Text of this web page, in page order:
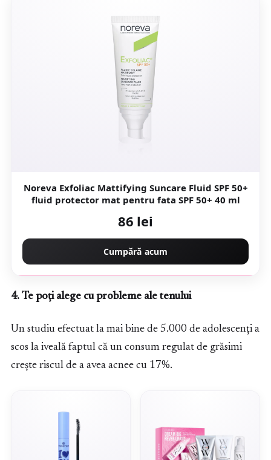
Noreva Exfoliac Mattifying Suncare Fluid SPF 50+
fluid protector mat pentru fata SPF 50+ 40 ml
86 lei
Cumpără acum
4. Te poți alege cu probleme ale tenului
Un studiu efectuat la mai bine de 5.000 de adolescenți a
scos la iveală faptul că un consum regulat de grăsimi
crește riscul de a avea acnee cu 17%.